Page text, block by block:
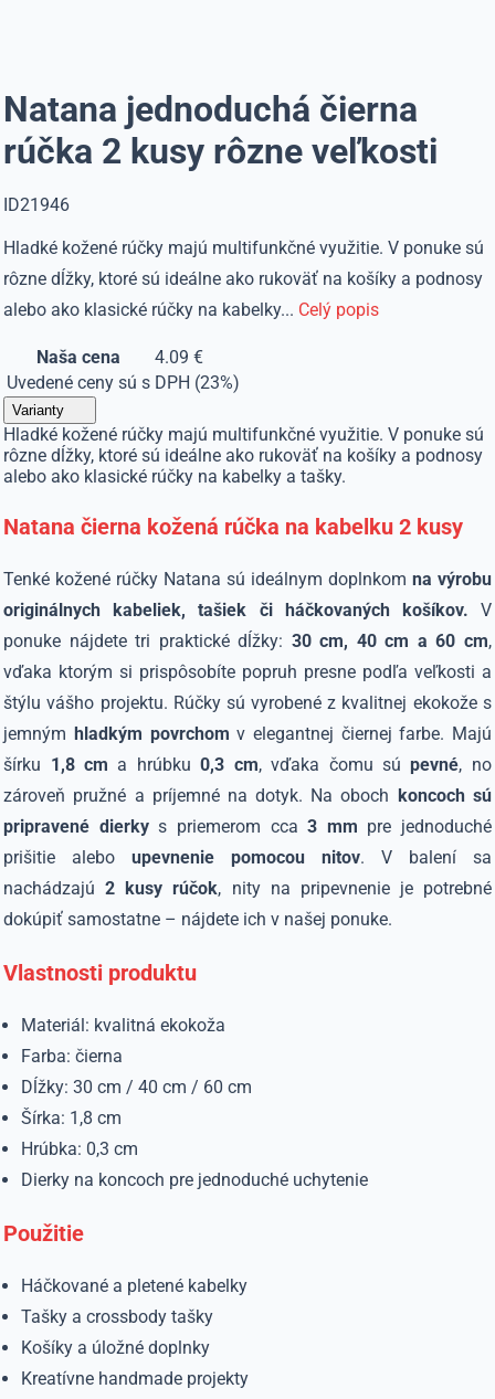
Natana jednoduchá čierna
rúčka 2 kusy rôzne veľkosti
ID21946
Hladké kožené rúčky majú multifunkčné využitie. V ponuke sú
rôzne dĺžky, ktoré sú ideálne ako rukoväť na košíky a podnosy
alebo ako klasické rúčky na kabelky... Celý popis
Naša cena
4.09 €
Uvedené ceny sú s DPH (23%)
Varianty
Hladké kožené rúčky majú multifunkčné využitie. V ponuke sú
rôzne dĺžky, ktoré sú ideálne ako rukoväť na košíky a podnosy
alebo ako klasické rúčky na kabelky a tašky.
Natana čierna kožená rúčka na kabelku 2 kusy
Tenké kožené rúčky Natana sú ideálnym doplnkom na výrobu
originálnych kabeliek, tašiek či háčkovaných košíkov. V
ponuke nájdete tri praktické dĺžky: 30 cm, 40 cm a 60 cm,
vďaka ktorým si prispôsobíte popruh presne podľa veľkosti a
štýlu vášho projektu. Rúčky sú vyrobené z kvalitnej ekokože s
jemným hladkým povrchom v elegantnej čiernej farbe. Majú
šírku 1,8 cm a hrúbku0,3 cm, vďaka čomu súpevné, no
zároveň pružné a príjemné na dotyk. Na oboch koncoch sú
pripravené dierkys priemerom cca3 mm pre jednoduché
prišitie aleboupevnenie pomocou nitov. V balení sa
nachádzajú2 kusy rúčok, nity na pripevnenie je potrebné
dokúpiť samostatne – nájdete ich v našej ponuke.
Vlastnosti produktu
Materiál: kvalitná ekokoža
Farba: čierna
Dĺžky: 30 cm / 40 cm / 60 cm
Šírka: 1,8 cm
Hrúbka: 0,3 cm
Dierky na koncoch pre jednoduché uchytenie
Použitie
Háčkované a pletené kabelky
Tašky a crossbody tašky
Košíky a úložné doplnky
Kreatívne handmade projekty